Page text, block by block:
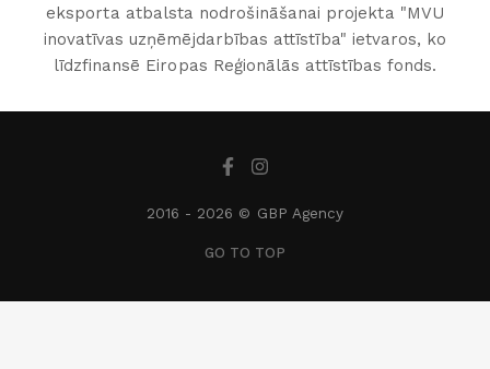
eksporta atbalsta nodrošināšanai projekta "MVU
inovatīvas uzņēmējdarbības attīstība" ietvaros, ko
līdzfinansē Eiropas Reģionālās attīstības fonds.
2016 - 2026 © GBP Agency
GO TO TOP